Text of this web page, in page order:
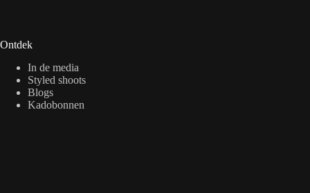
Ontdek
In de media
Styled shoots
Blogs
Kadobonnen